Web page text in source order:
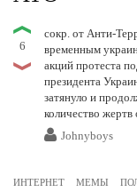
6
сокр. от Анти-
временным
акций протеста
президента
затянуло и
количество жертв
Johnyboys
ИНТЕРНЕТ МЕМЫ